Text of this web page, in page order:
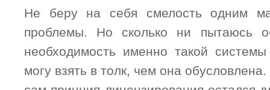
Не беру на себя смелость одним
проблемы. Но сколько ни пытаюсь
необходимость именно такой
могу взять в толк, чем она